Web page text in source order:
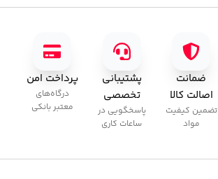
ضمانت
اصالت کالا
تضمین کیفیت
مواد
پشتیبانی
تخصصی
پاسخگویی در
ساعات کاری
پرداخت امن
درگاه‌های
معتبر بانکی